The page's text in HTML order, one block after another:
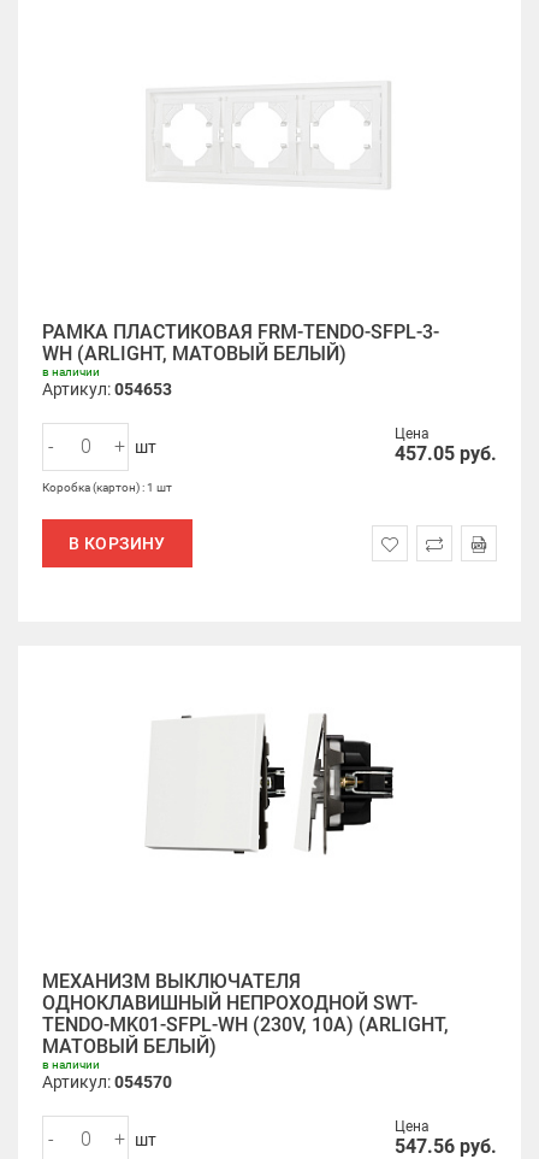
РАМКА ПЛАСТИКОВАЯ FRM-TENDO-SFPL-3-
WH (ARLIGHT, МАТОВЫЙ БЕЛЫЙ)
в наличии
Артикул:054653
Цена
457.05 руб.
- + шт
Коробка (картон) : 1 шт
В КОРЗИНУ
МЕХАНИЗМ ВЫКЛЮЧАТЕЛЯ
ОДНОКЛАВИШНЫЙ НЕПРОХОДНОЙ SWT-
TENDO-MK01-SFPL-WH (230V, 10A) (ARLIGHT,
МАТОВЫЙ БЕЛЫЙ)
в наличии
Артикул:054570
Цена
547.56 руб.
- + шт